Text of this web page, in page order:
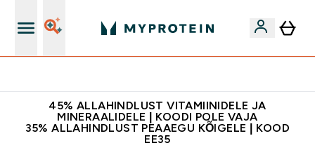
45% ALLAHINDLUST VITAMIINIDELE JA
MINERAALIDELE | KOODI POLE VAJA
35% ALLAHINDLUST PEAAEGU KÕIGELE | KOOD
EE35